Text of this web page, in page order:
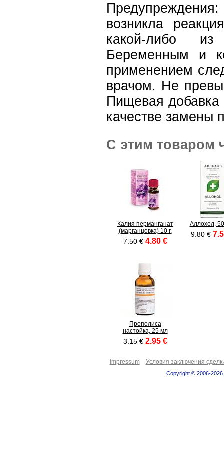
возникла
какой-либо из
Беременным и
применением
врачом. Не
Пищевая добавка
качестве замены
С этим товаром
Калия перманганат
(марганцовка) 10 г.
7.50 € 4.80 €
Аллохол,
9.80 €
Прополиса
настойка, 25 мл
3.15 € 2.95 €
Impressum Условия заключения
Copyright © 2006-